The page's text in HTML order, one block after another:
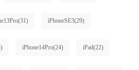
(31) iPhoneSE3(29)
iPhone14Pro(24) iPad(22)